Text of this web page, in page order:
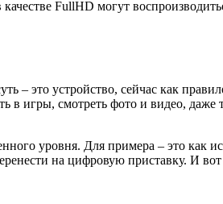
FullHD могут
– это устройство, сейчас как
в игры, смотреть фото и видео, даже
уровня. Для примера – это как
на цифровую приставку. И вот